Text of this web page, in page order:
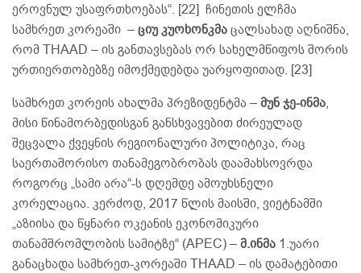
ეროვნულ უსაფრთხოებას“. [22] ჩინეთის ელჩმა
სამხრეთ კორეაში –ციუ კუოხონკმაცალსახად აღნიშნა,
რომ THAAD – ის განთავსებას ორ სახელმწიფოს შორის
ურთიერთობებზე იმოქმედებდა უარყოფითად. [23]
სამხრეთ კორეის ახალმა პრეზიდენტმა –მუნ ჯე-ინმა,
მისი წინამორბედისგან განსხვავებით ძირეულად
შეცვალა ქვეყნის რეგიონალური პოლიტიკა, რაც
საერთაშორისო თანამეგობრობას დაამახსოვრდა
როგორც „სამი არა“-ს დღემდე ამოუხსნელი
კორელაცია. კერძოდ, 2017 წლის მაისში, ვიეტნამში
„აზიისა და წყნარი ოკეანის ეკონომიკური
თანამშრომლობის სამიტზე“ (APEC) –მ.ინმა 1.უარი
განაცხადა სამხრეთ-კორეაში THAAD – ის დამატებითი